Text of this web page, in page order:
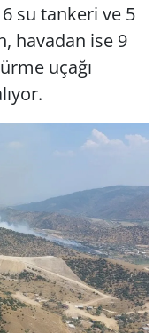
su tankeri ve 5
havadan ise 9
uçağı